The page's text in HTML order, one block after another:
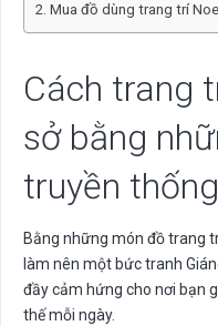
Mua đồ dùng trang trí
Cách trang
sở bằng
truyền
Bằng những món đồ trang
làm nên một bức tranh
đầy cảm hứng cho nơi bạn
thế mỗi ngày.